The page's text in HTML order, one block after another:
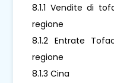
8.1.1 Vendite di
regione
8.1.2 Entrate
regione
8.1.3 Cina